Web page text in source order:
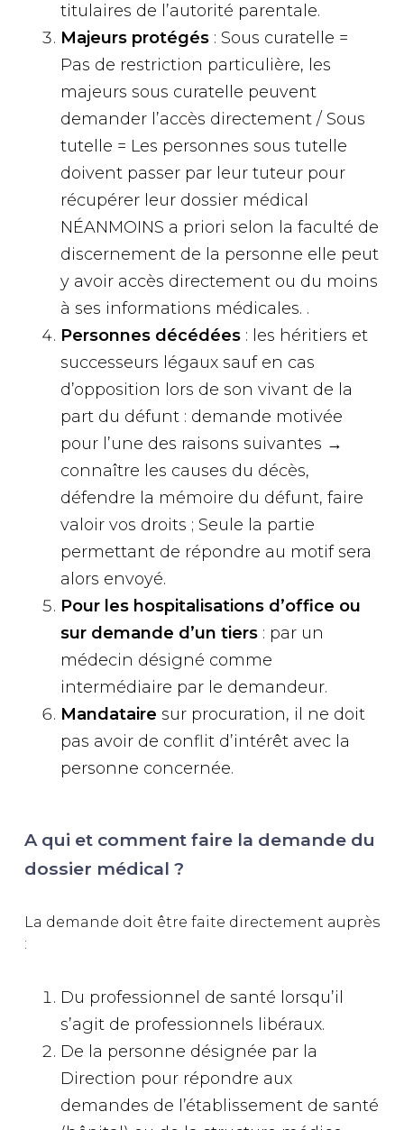
titulaires de l’autorité parentale.
Majeurs protégés: Sous curatelle =
Pas de restriction particulière, les
majeurs sous curatelle peuvent
demander l’accès directement / Sous
tutelle = Les personnes sous tutelle
doivent passer par leur tuteur pour
récupérer leur dossier médical
NÉANMOINS a priori selon la faculté de
discernement de la personne elle peut
y avoir accès directement ou du moins
à ses informations médicales. .
Personnes décédées: les héritiers et
successeurs légaux sauf en cas
d’opposition lors de son vivant de la
part du défunt : demande motivée
pour l’une des raisons suivantes →
connaître les causes du décès,
défendre la mémoire du défunt, faire
valoir vos droits ; Seule la partie
permettant de répondre au motif sera
alors envoyé.
Pour les hospitalisations d’office ou
sur demande d’un tiers: par un
médecin désigné comme
intermédiaire par le demandeur.
Mandataire sur procuration, il ne doit
pas avoir de conflit d’intérêt avec la
personne concernée.
A qui et comment faire la demande du
dossier médical ?
La demande doit être faite directement auprès
:
Du professionnel de santé lorsqu’il
s’agit de professionnels libéraux.
De la personne désignée par la
Direction pour répondre aux
demandes de l’établissement de santé